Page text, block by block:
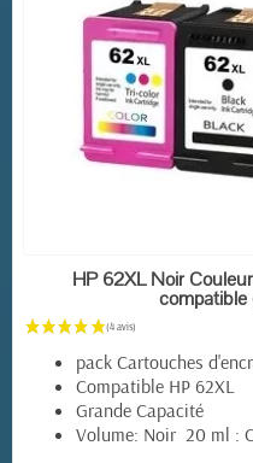
HP 62XL Noir
compatible
pack Cartouches
Compatible HP 62XL
Grande Capacité
Volume: Noir 20 ml :